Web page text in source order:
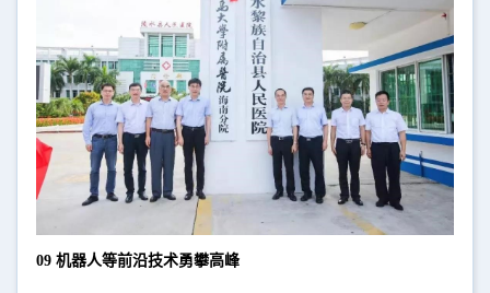
09 机器人等前沿技术勇攀高峰